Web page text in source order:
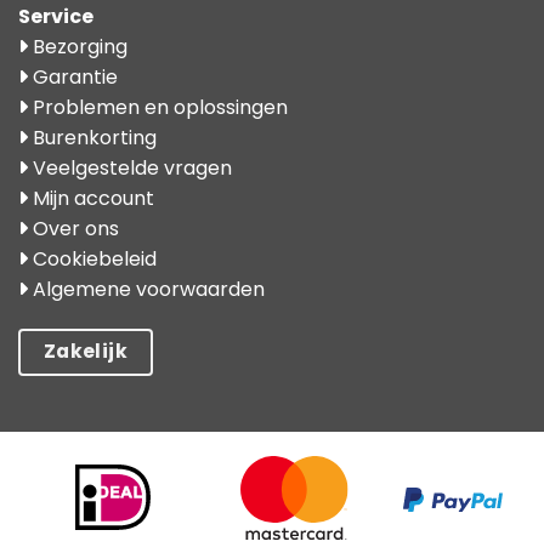
Service
Bezorging
Garantie
Problemen en oplossingen
Burenkorting
Veelgestelde vragen
Mijn account
Over ons
Cookiebeleid
Algemene voorwaarden
Zakelijk